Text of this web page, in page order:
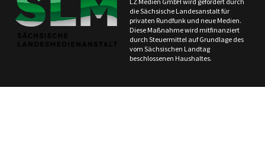
die Sächsische Landesanstalt für
privaten Rundfunk und neue Medien.
Diese Maßnahme wird mitfinanziert
durch Steuermittel auf Grundlage des
vom Sächsischen Landtag
beschlossenen Haushaltes.